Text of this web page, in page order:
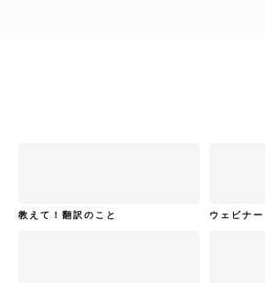
教えて！翻訳のこと ウェビナー